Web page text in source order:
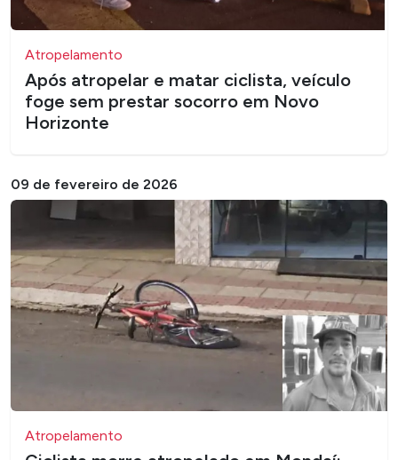
Atropelamento
Após atropelar e matar ciclista, veículo
foge sem prestar socorro em Novo
Horizonte
09 de fevereiro de 2026
Atropelamento